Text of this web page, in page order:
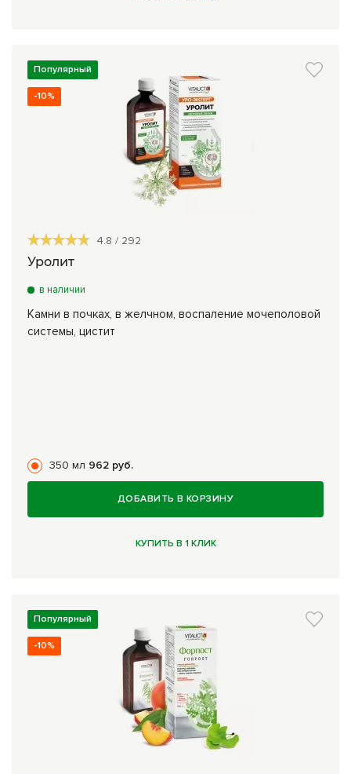
Популярный
-10%
4.8 / 292
Уролит
в наличии
Камни в почках, в желчном, воспаление мочеполовой
системы, цистит
350 мл 962 руб.
ДОБАВИТЬ В КОРЗИНУ
КУПИТЬ В 1 КЛИК
Популярный
-10%